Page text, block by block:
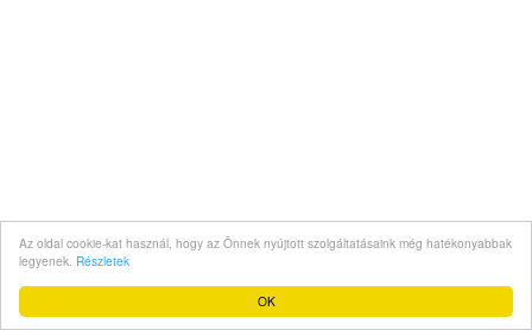
OK
Az oldal cookie-kat használ, hogy az Önnek nyújtott szolgáltatásaink még hatékonyabbak
legyenek. Részletek